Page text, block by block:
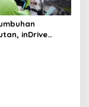
inDrive